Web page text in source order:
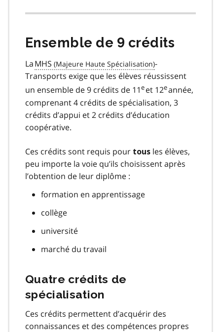
Ensemble de 9 crédits
LaMHS
-
Transports exige que les élèves réussissent
un ensemble de 9 crédits de 11eet 12eannée,
comprenant 4 crédits de spécialisation, 3
crédits d’appui et 2 crédits d’éducation
coopérative.
Ces crédits sont requis pour tous les élèves,
peu importe la voie qu’ils choisissent après
l’obtention de leur diplôme :
formation en apprentissage
collège
université
marché du travail
Quatre crédits de
spécialisation
Ces crédits permettent d’acquérir des
connaissances et des compétences propres